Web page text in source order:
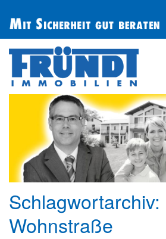
UNTERNEHMEN
IMMOBILIE FINDEN
IMMOBILIE ANBIETEN
BERATUNG
ÜBER UNS
SERVICE
Schlagwortarchiv:
Wohnstraße